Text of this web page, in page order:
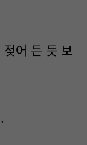
젖어 든 듯 보